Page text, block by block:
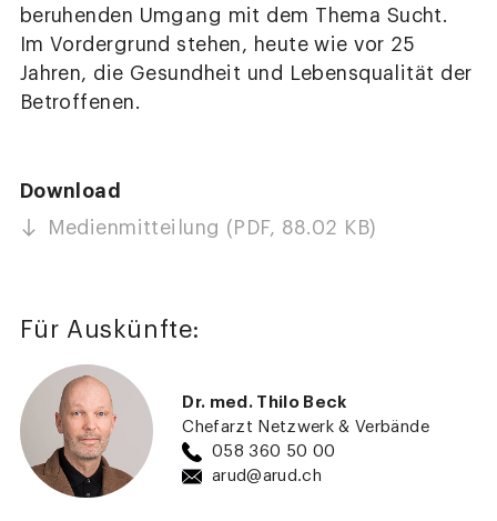
beruhenden Umgang mit dem Thema Sucht.
Im Vordergrund stehen, heute wie vor 25
Jahren, die Gesundheit und Lebensqualität der
Betroffenen.
Download
Medienmitteilung (PDF, 88.02 KB)
Für Auskünfte:
Dr. med. Thilo Beck
Chefarzt Netzwerk & Verbände
058 360 50 00
arud@arud.ch